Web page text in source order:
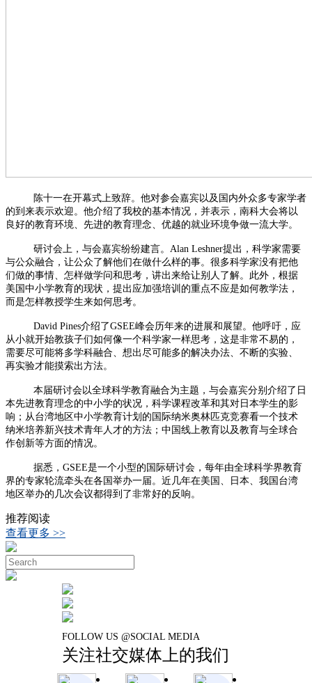
陈十一在开幕式上致辞。他对参会嘉宾以及国内外众多专家学者
的到来表示欢迎。他介绍了我校的基本情况，并表示，南科大会将以
良好的教育环境、先进的教育理念、优越的就业环境争做一流大学。
研讨会上，与会嘉宾纷纷建言。Alan Leshner提出，科学家需要
与公众融合，让公众了解他们在做什么样的事。很多科学家没有把他
们做的事情、怎样做学问和思考，讲出来给让别人了解。此外，根据
美国中小学教育的现状，提出应加强培训的重点不应是如何教学法，
而是怎样教授学生来如何思考。
David Pines介绍了GSEE峰会历年来的进展和展望。他呼吁，应
从小就开始教孩子们如何像一个科学家一样思考，这是非常不易的，
需要尽可能将多学科融合、想出尽可能多的解决办法、不断的实验、
再实验才能摸索出方法。
本届研讨会以全球科学教育融合为主题，与会嘉宾分别介绍了日
本先进教育理念的中小学的状况，科学课程改革和其对日本学生的影
响；从台湾地区中小学教育计划的国际纳米奥林匹克竞赛看一个技术
纳米培养新兴技术青年人才的方法；中国线上教育以及教育与全球合
作创新等方面的情况。
据悉，GSEE是一个小型的国际研讨会，每年由全球科学界教育
界的专家轮流牵头在各国举办一届。近几年在美国、日本、我国台湾
地区举办的几次会议都得到了非常好的反响。
推荐阅读
查看更多 >>
FOLLOW US @SOCIAL MEDIA
关注社交媒体上的我们